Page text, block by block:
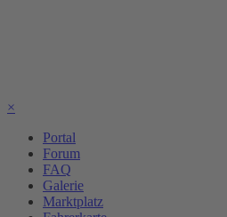
×
Portal
Forum
FAQ
Galerie
Marktplatz